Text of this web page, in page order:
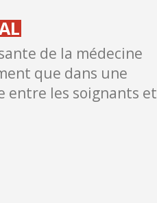
PROGRÈS
de la médecine
que dans une
entre les soignants et